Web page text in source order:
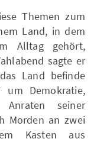
Themen zum
Land, in dem
Alltag gehört,
sagte er
Land befinde
um Demokratie,
seiner
Morden an zwei
Kasten aus